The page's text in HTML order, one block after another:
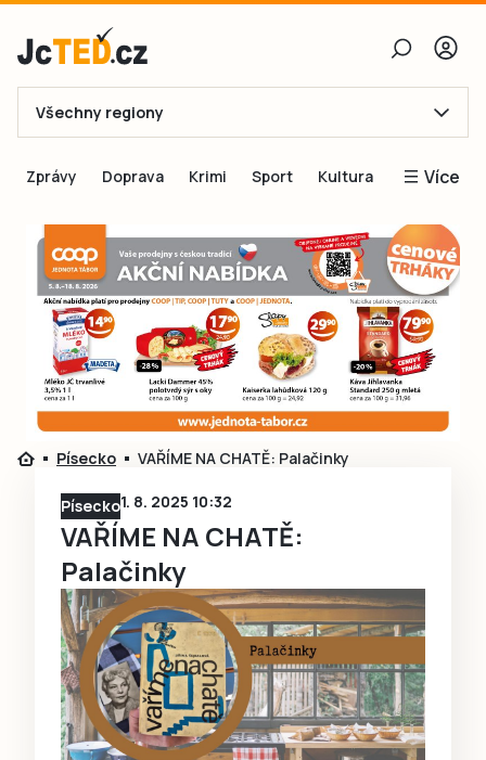
E-mail
Obnovit heslo
Přihlásit se
Přihlásit se přes Facebook
Ještě nemám účet, chci seRegistrovat
Všechny regiony
Zprávy Doprava Krimi Sport Kultura Více
Inspirace
Čtenáři píší
Speciální přílohy
Inzerce
Písecko VAŘÍME NA CHATĚ: Palačinky
Písecko1. 8. 2025 10:32
VAŘÍME NA CHATĚ:
Palačinky